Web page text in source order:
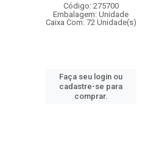
Código: 275700
Embalagem: Unidade
Caixa Com: 72 Unidade(s)
Faça seu login ou
cadastre-se para
comprar.